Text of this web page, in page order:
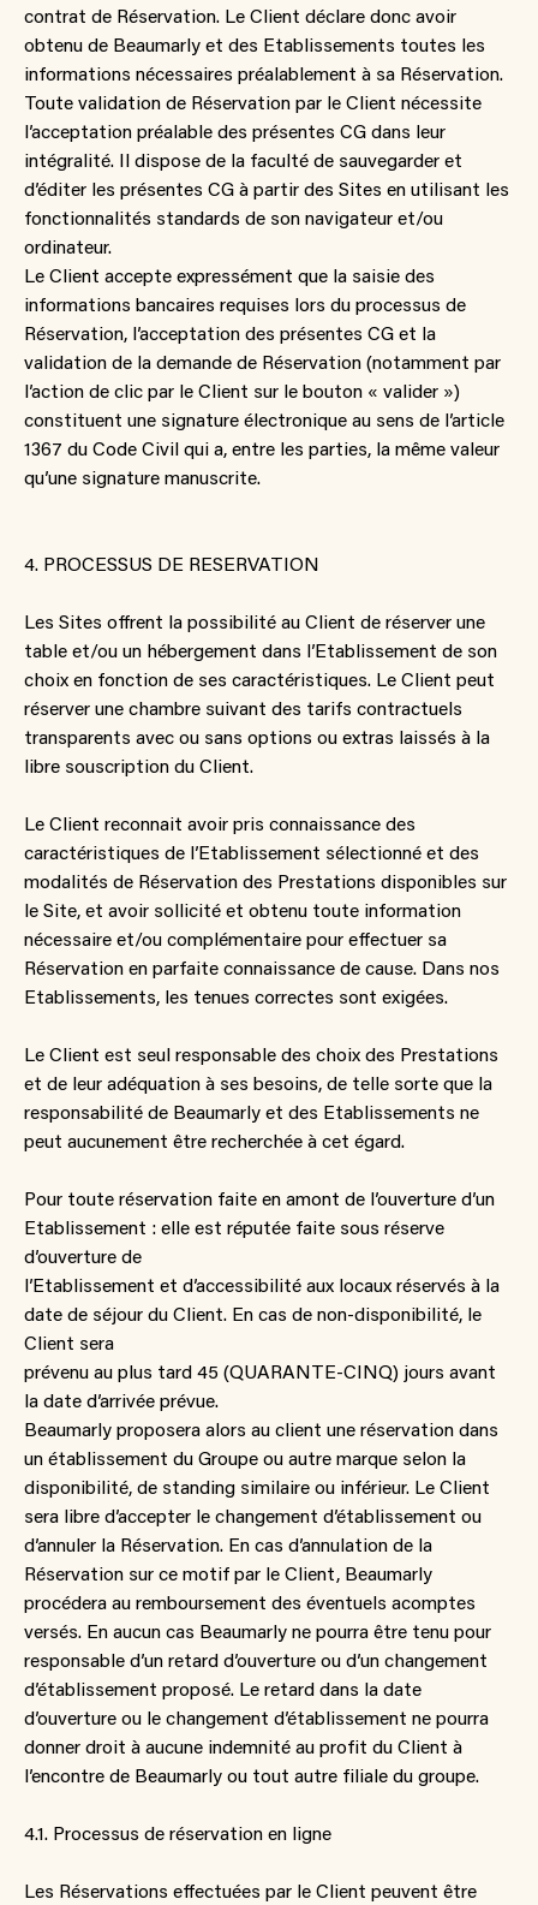
contrat de Réservation. Le Client déclare donc avoir
obtenu de Beaumarly et des Etablissements toutes les
informations nécessaires préalablement à sa Réservation.
Toute validation de Réservation par le Client nécessite
l’acceptation préalable des présentes CG dans leur
intégralité. Il dispose de la faculté de sauvegarder et
d’éditer les présentes CG à partir des Sites en utilisant les
fonctionnalités standards de son navigateur et/ou
ordinateur.
Le Client accepte expressément que la saisie des
informations bancaires requises lors du processus de
Réservation, l’acceptation des présentes CG et la
validation de la demande de Réservation (notamment par
l’action de clic par le Client sur le bouton « valider »)
constituent une signature électronique au sens de l’article
1367 du Code Civil qui a, entre les parties, la même valeur
qu’une signature manuscrite.
4. PROCESSUS DE RESERVATION
Les Sites offrent la possibilité au Client de réserver une
table et/ou un hébergement dans l’Etablissement de son
choix en fonction de ses caractéristiques. Le Client peut
réserver une chambre suivant des tarifs contractuels
transparents avec ou sans options ou extras laissés à la
libre souscription du Client.
Le Client reconnait avoir pris connaissance des
caractéristiques de l’Etablissement sélectionné et des
modalités de Réservation des Prestations disponibles sur
le Site, et avoir sollicité et obtenu toute information
nécessaire et/ou complémentaire pour effectuer sa
Réservation en parfaite connaissance de cause. Dans nos
Etablissements, les tenues correctes sont exigées.
Le Client est seul responsable des choix des Prestations
et de leur adéquation à ses besoins, de telle sorte que la
responsabilité de Beaumarly et des Etablissements ne
peut aucunement être recherchée à cet égard.
Pour toute réservation faite en amont de l’ouverture d’un
Etablissement : elle est réputée faite sous réserve
d’ouverture de
l’Etablissement et d’accessibilité aux locaux réservés à la
date de séjour du Client. En cas de non-disponibilité, le
Client sera
prévenu au plus tard 45 (QUARANTE-CINQ) jours avant
la date d’arrivée prévue.
Beaumarly proposera alors au client une réservation dans
un établissement du Groupe ou autre marque selon la
disponibilité, de standing similaire ou inférieur. Le Client
sera libre d’accepter le changement d’établissement ou
d’annuler la Réservation. En cas d’annulation de la
Réservation sur ce motif par le Client, Beaumarly
procédera au remboursement des éventuels acomptes
versés. En aucun cas Beaumarly ne pourra être tenu pour
responsable d’un retard d’ouverture ou d’un changement
d’établissement proposé. Le retard dans la date
d’ouverture ou le changement d’établissement ne pourra
donner droit à aucune indemnité au profit du Client à
l’encontre de Beaumarly ou tout autre filiale du groupe.
4.1. Processus de réservation en ligne
Les Réservations effectuées par le Client peuvent être